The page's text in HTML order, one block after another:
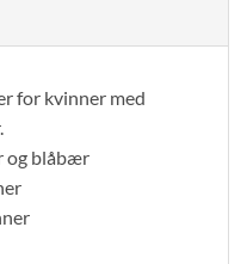
for kvinner med
og blåbær